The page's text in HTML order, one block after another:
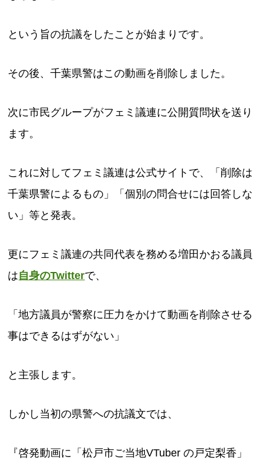
という旨の抗議をしたことが始まりです。
その後、千葉県警はこの動画を削除しました。
次に市民グループがフェミ議連に公開質問状を送り
ます。
これに対してフェミ議連は公式サイトで、「削除は
千葉県警によるもの」「個別の問合せには回答しな
い」等と発表。
更にフェミ議連の共同代表を務める増田かおる議員
は自身のTwitterで、
「地方議員が警察に圧力をかけて動画を削除させる
事はできるはずがない」
と主張します。
しかし当初の県警への抗議文では、
『啓発動画に「松戸市ご当地VTuber の戸定梨香」